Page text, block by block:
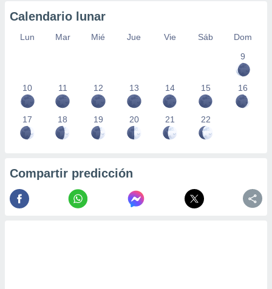
Calendario lunar
Lun Mar Mié Jue Vie Sáb
Dom
9
10 11 12 13 14 15 16
17 18 19 20 21 22
Compartir predicción